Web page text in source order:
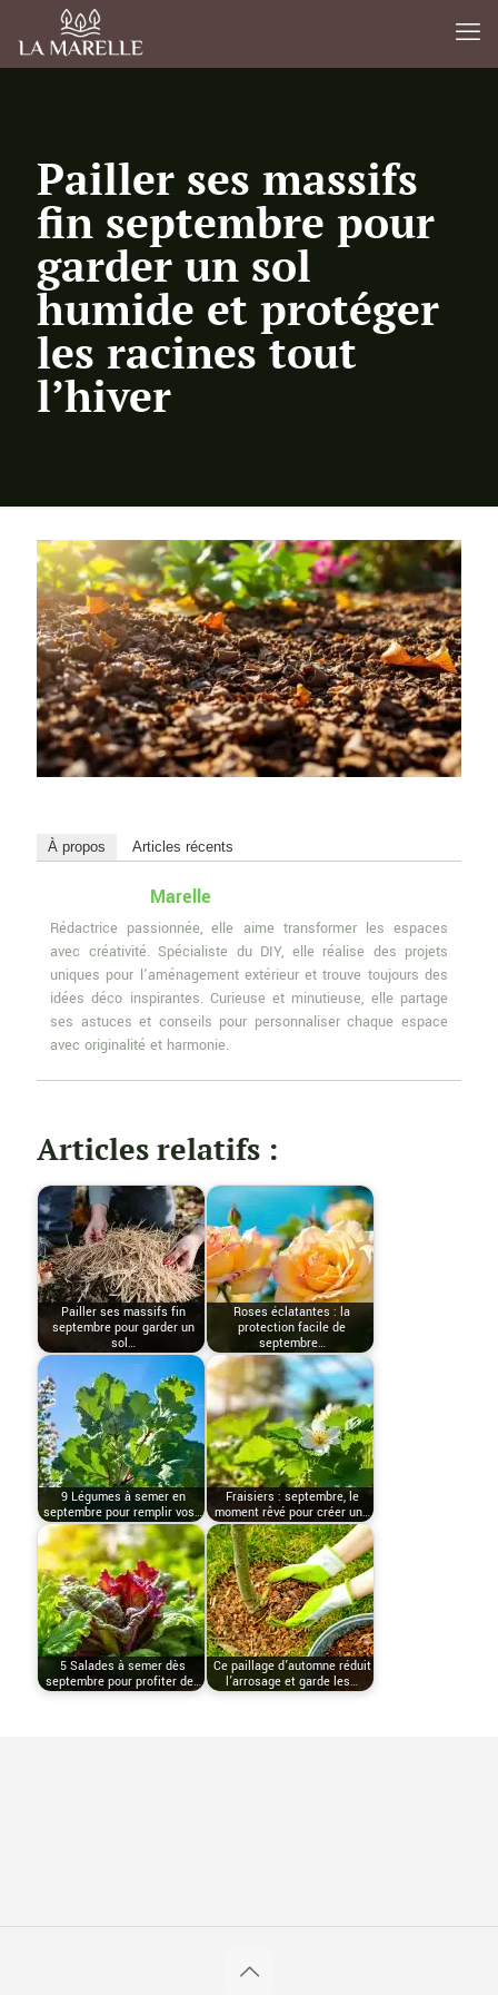
Pailler ses massifs
fin septembre pour
garder un sol
humide et protéger
les racines tout
l’hiver
À propos Articles récents
Marelle
Rédactrice passionnée, elle aime transformer les espaces
avec créativité. Spécialiste du DIY, elle réalise des projets
uniques pour l'aménagement extérieur et trouve toujours des
idées déco inspirantes. Curieuse et minutieuse, elle partage
ses astuces et conseils pour personnaliser chaque espace
avec originalité et harmonie.
Articles relatifs :
Pailler ses massifs fin
septembre pour garder un
sol…
Roses éclatantes : la
protection facile de
septembre…
9 Légumes à semer en
septembre pour remplir vos…
Fraisiers : septembre, le
moment rêvé pour créer un…
5 Salades à semer dès
septembre pour profiter de…
Ce paillage d’automne réduit
l’arrosage et garde les…